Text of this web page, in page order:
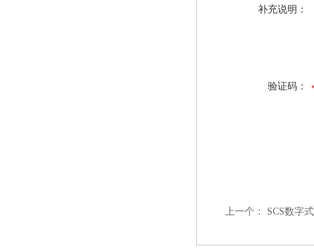
补充说明：
验证码：
上一个： SCS数字